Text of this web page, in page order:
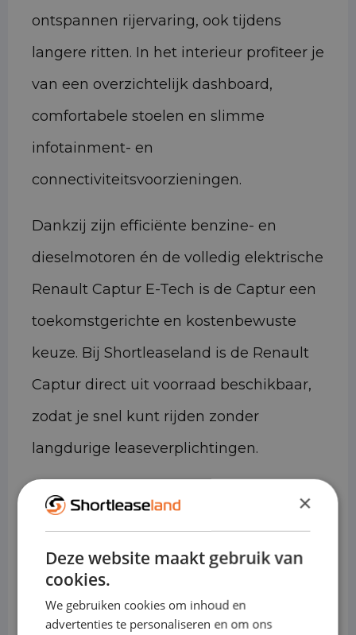
ontspannen rijervaring, ook tijdens
langere ritten. In het interieur profiteer je
van een overzichtelijk dashboard,
comfortabele stoelen en slimme
infotainment- en
connectiviteitsvoorzieningen.
Dankzij zijn efficiënte benzine- en
dieselmotoren én de volledig elektrische
Renault Captur E-Tech is de Captur een
toekomstgerichte en kostenbewuste
keuze. Bij Shortleaseland is de Renault
Captur direct uit voorraad beschikbaar,
zodat je snel kunt rijden zonder
langdurige leaseverplichtingen.
Technische gegevens
(bagageruimte, afhankelijk van
zetelconfiguratie)
• Laadvermogen: ca. 550–650 kg
×
Deze website maakt gebruik van
cookies.
We gebruiken cookies om inhoud en
advertenties te personaliseren en om ons